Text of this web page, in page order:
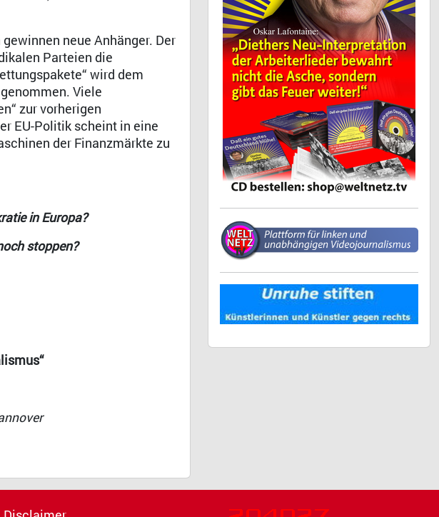
neue Anhänger. Der
Parteien die
wird dem
Viele
zur vorherigen
EU-Politik scheint in eine
der Finanzmärkte zu
in Europa?
stoppen?